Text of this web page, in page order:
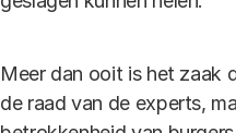
Meer dan ooit is het zaak
de raad van de experts,